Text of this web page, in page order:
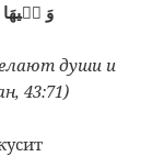
وَ فٖيهَا
души и
43:71)